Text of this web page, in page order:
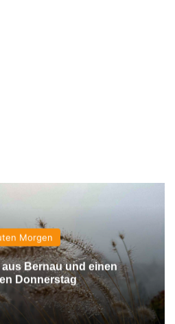
Morgen
Bernau und einen
Donnerstag